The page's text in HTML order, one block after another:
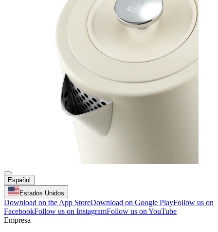
Español
Estados Unidos
Download on the App StoreDownload on Google PlayFollow us on
FacebookFollow us on InstagramFollow us on YouTube
Empresa